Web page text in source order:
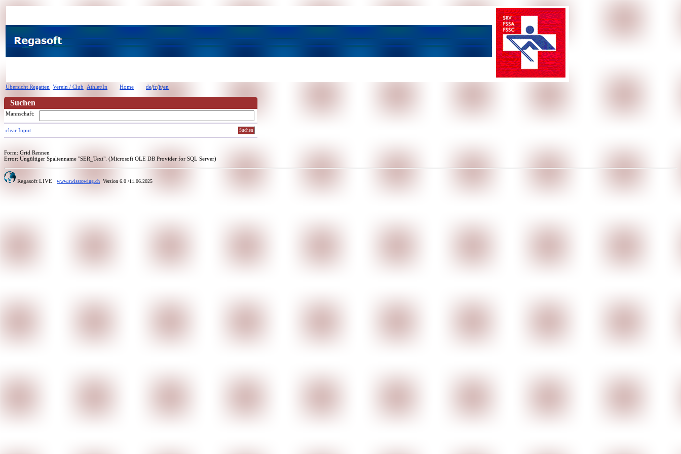
Übersicht Regatten Verein / Club Athlet/In Home de/fr/it/en
Suchen
Mannschaft:
clear Input
Form: Grid Rennen
Error: Ungültiger Spaltenname "SER_Text". (Microsoft OLE DB Provider for SQL Server)
Regasoft LIVE www.swissrowing.chVersion 6.0/11.06.2025